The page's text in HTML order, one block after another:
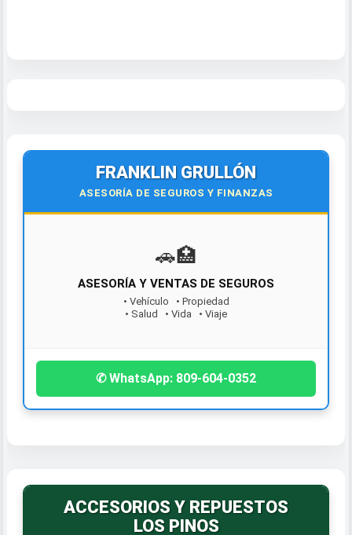
FRANKLIN GRULLÓN
ASESORÍA DE SEGUROS Y FINANZAS
🚗️🏥
ASESORÍA Y VENTAS DE SEGUROS
• Salud • Vida • Viaje
¡Contáctanos hoy!
✆ WhatsApp: 809-604-0352
ACCESORIOS Y REPUESTOS
LOS PINOS